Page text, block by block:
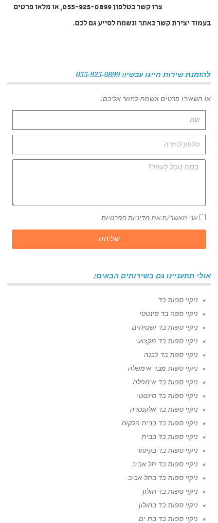
צרו קשר בטלפון 055-925-0899, או מלאו פרטים
בעמוד יצירת קשר באתר ונשמח לסייע גם לכם.
להזמנת שירות חייגו עכשיו: 055-925-0899
או השאירו פרטים ונשמח לחזור אליכם:
אני מאשר/ת את מדיניות הפרטיות
שליחה
אולי תתעניינו גם בשירותים הבאים:
ניקוי ספות בד
ניקוי ספה בד סינטטי
ניקוי ספות בד ושטיחים
ניקוי ספות בד מקצועי
ניקוי ספת בד לבנה
ניקוי ספות מבד אימפלה
ניקוי ספות בד אימפלה
ניקוי ספות בד סינטטי
ניקוי ספות בד אלקנטרה
ניקוי ספות בד בבית הלקוח
ניקוי ספות בד בבית
ניקוי ספות בד בקיטור
ניקוי ספות בד תל אביב
ניקוי ספות בד בתל אביב
ניקוי ספות בד חולון
ניקוי ספות בד בחולון
ניקוי ספות בד בת ים